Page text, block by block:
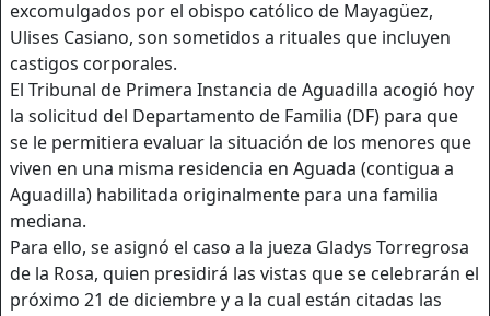
excomulgados por el obispo católico de Mayagüez,
Ulises Casiano, son sometidos a rituales que incluyen
castigos corporales.
El Tribunal de Primera Instancia de Aguadilla acogió hoy
la solicitud del Departamento de Familia (DF) para que
se le permitiera evaluar la situación de los menores que
viven en una misma residencia en Aguada (contigua a
Aguadilla) habilitada originalmente para una familia
mediana.
Para ello, se asignó el caso a la jueza Gladys Torregrosa
de la Rosa, quien presidirá las vistas que se celebrarán el
próximo 21 de diciembre y a la cual están citadas las